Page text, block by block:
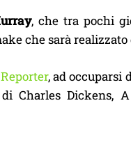
, che tra pochi
che sarà realizzato
, ad occuparsi
Charles Dickens,